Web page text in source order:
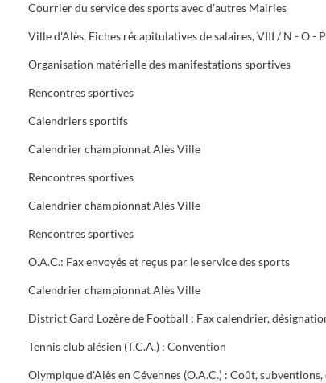
Courrier du service des sports avec d'autres Mairies
Ville d'Alès, Fiches récapitulatives de salaires, VIII / N - O - P
Organisation matérielle des manifestations sportives
Rencontres sportives
Calendriers sportifs
Calendrier championnat Alès Ville
Rencontres sportives
Calendrier championnat Alès Ville
Rencontres sportives
O.A.C.: Fax envoyés et reçus par le service des sports
Calendrier championnat Alès Ville
Tennis club alésien (T.C.A.) : Convention